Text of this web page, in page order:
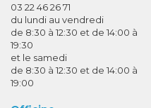
03 22 46 26 71
du lundi au vendredi
de 8:30 à 12:30 et de 14:00 à
19:30
et le samedi
de 8:30 à 12:30 et de 14:00 à
19:00